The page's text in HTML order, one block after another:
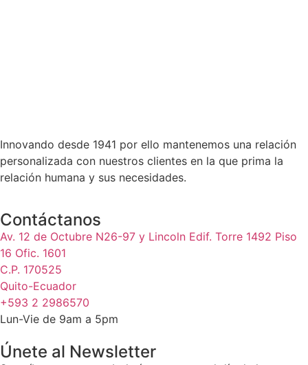
Innovando desde 1941 por ello mantenemos una relación
personalizada con nuestros clientes en la que prima la
relación humana y sus necesidades.
Contáctanos
Av. 12 de Octubre N26-97 y Lincoln Edif. Torre 1492 Piso
16 Ofic. 1601
C.P. 170525
Quito-Ecuador
+593 2 2986570
Lun-Vie de 9am a 5pm
Únete al Newsletter